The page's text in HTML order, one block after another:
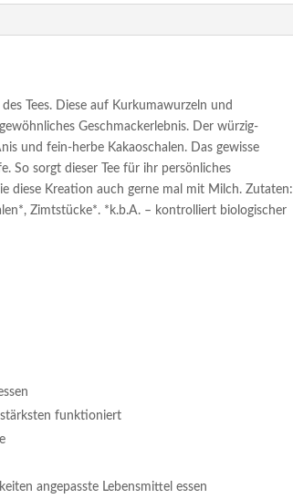
Tees. Diese auf Kurkumawurzeln und
Geschmackerlebnis. Der würzig-
und fein-herbe Kakaoschalen. Das gewisse
So sorgt dieser Tee für ihr persönliches
diese Kreation auch gerne mal mit Milch. Zutaten:
Zimtstücke*. *k.b.A. – kontrolliert biologischer
funktioniert
angepasste Lebensmittel essen